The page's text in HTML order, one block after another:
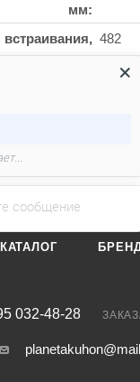
мм
мм
482
ОТЗЫВЫ
КАТАЛОГ
032-48-28
сообщение